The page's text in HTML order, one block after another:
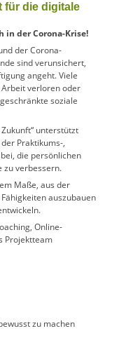
für die digitale
in der Corona-Krise!
der Corona-
sind verunsichert,
angeht. Viele
Arbeit verloren oder
soziale
unterstützt
Praktikums-,
die persönlichen
zu verbessern.
Maße, aus der
auszubauen
Online-
Projektteam
zu machen